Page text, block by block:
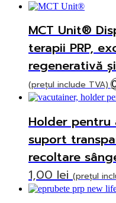
MCT Unit®
terapii PRP,
regenerativă
(prețul include TVA)
Holder pentru
suport
recoltare
1,00 lei (prețul